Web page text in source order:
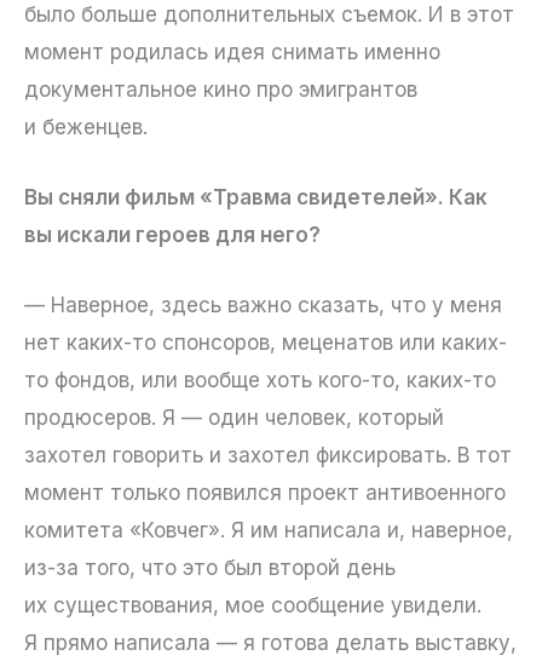
было больше дополнительных съемок. И в этот
момент родилась идея снимать именно
документальное кино про эмигрантов
и беженцев.
Вы сняли фильм «Травма свидетелей». Как
вы искали героев для него?
— Наверное, здесь важно сказать, что у меня
нет каких-то спонсоров, меценатов или каких-
то фондов, или вообще хоть кого-то, каких-то
продюсеров. Я — один человек, который
захотел говорить и захотел фиксировать. В тот
момент только появился проект антивоенного
комитета «Ковчег». Я им написала и, наверное,
из-за того, что это был второй день
их существования, мое сообщение увидели.
Я прямо написала — я готова делать выставку,